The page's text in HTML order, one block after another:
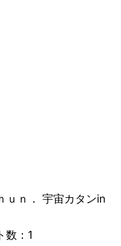
ｕｎ． 宇宙カタンin
数：1